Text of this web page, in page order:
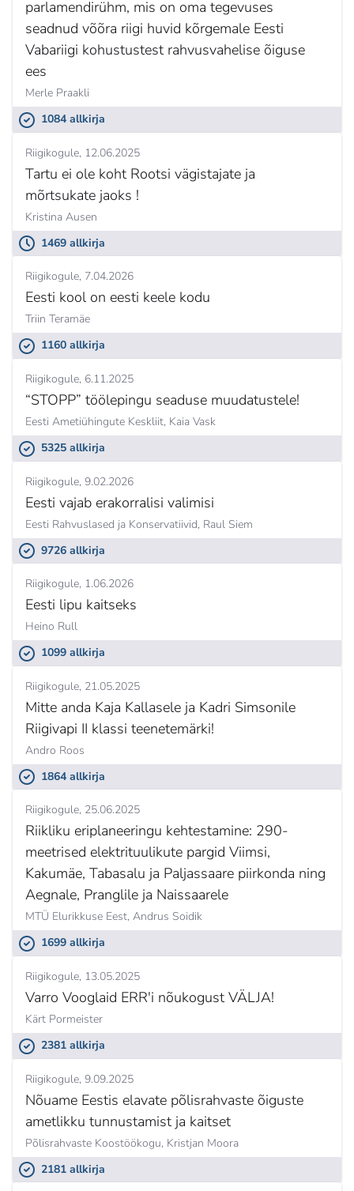
parlamendirühm, mis on oma tegevuses
seadnud võõra riigi huvid kõrgemale Eesti
Vabariigi kohustustest rahvusvahelise õiguse
ees
Merle Praakli
1084 allkirja
Riigikogule 12.06.2025
Tartu ei ole koht Rootsi vägistajate ja
mõrtsukate jaoks !
Kristina Ausen
1469 allkirja
Riigikogule 7.04.2026
Eesti kool on eesti keele kodu
Triin Teramäe
1160 allkirja
Riigikogule 6.11.2025
“STOPP” töölepingu seaduse muudatustele!
Eesti Ametiühingute Keskliit, Kaia Vask
5325 allkirja
Riigikogule 9.02.2026
Eesti vajab erakorralisi valimisi
Eesti Rahvuslased ja Konservatiivid, Raul Siem
9726 allkirja
Riigikogule 1.06.2026
Eesti lipu kaitseks
Heino Rull
1099 allkirja
Riigikogule 21.05.2025
Mitte anda Kaja Kallasele ja Kadri Simsonile
Riigivapi II klassi teenetemärki!
Andro Roos
1864 allkirja
Riigikogule 25.06.2025
Riikliku eriplaneeringu kehtestamine: 290-
meetrised elektrituulikute pargid Viimsi,
Kakumäe, Tabasalu ja Paljassaare piirkonda ning
Aegnale, Pranglile ja Naissaarele
MTÜ Elurikkuse Eest, Andrus Soidik
1699 allkirja
Riigikogule 13.05.2025
Varro Vooglaid ERR'i nõukogust VÄLJA!
Kärt Pormeister
2381 allkirja
Riigikogule 9.09.2025
Nõuame Eestis elavate põlisrahvaste õiguste
ametlikku tunnustamist ja kaitset
Põlisrahvaste Koostöökogu, Kristjan Moora
2181 allkirja